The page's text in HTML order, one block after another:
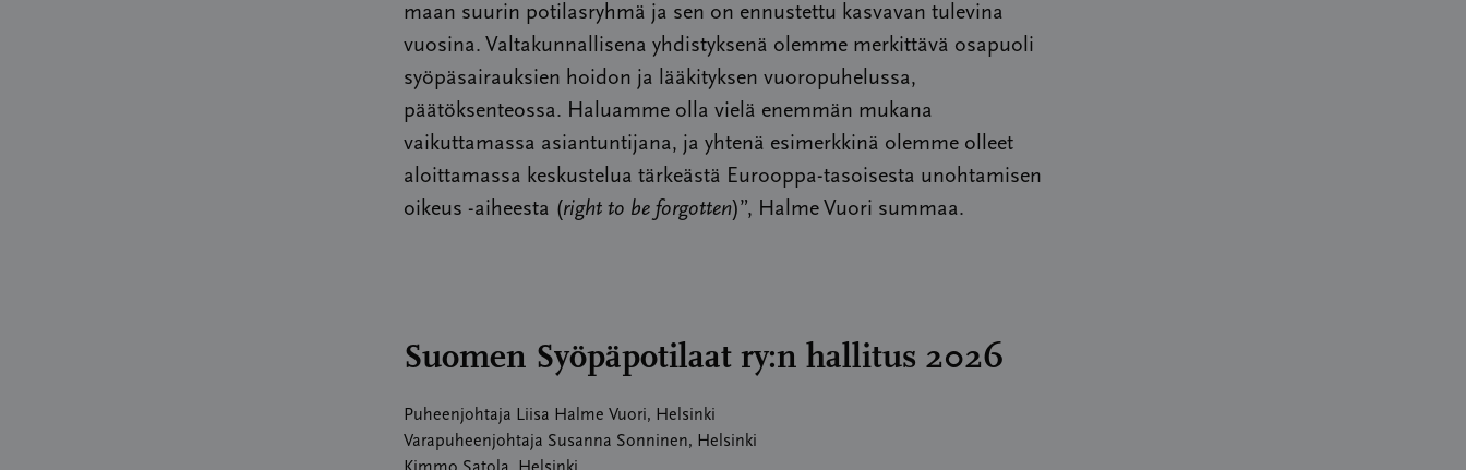
maan suurin potilasryhmä ja sen on ennustettu kasvavan tulevina
vuosina. Valtakunnallisena yhdistyksenä olemme merkittävä osapuoli
syöpäsairauksien hoidon ja lääkityksen vuoropuhelussa,
päätöksenteossa. Haluamme olla vielä enemmän mukana
vaikuttamassa asiantuntijana, ja yhtenä esimerkkinä olemme olleet
aloittamassa keskustelua tärkeästä Eurooppa-tasoisesta unohtamisen
oikeus -aiheesta (right to be forgotten)”, Halme Vuori summaa.
Suomen Syöpäpotilaat ry:n hallitus 2026
Puheenjohtaja Liisa Halme Vuori, Helsinki
Varapuheenjohtaja Susanna Sonninen, Helsinki